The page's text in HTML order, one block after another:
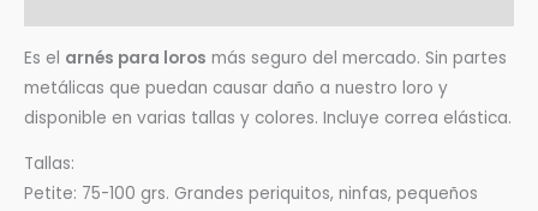
Es el arnés para loros más seguro del mercado. Sin partes
metálicas que puedan causar daño a nuestro loro y
disponible en varias tallas y colores. Incluye correa elástica.
Tallas:
Petite: 75-100 grs. Grandes periquitos, ninfas, pequeños